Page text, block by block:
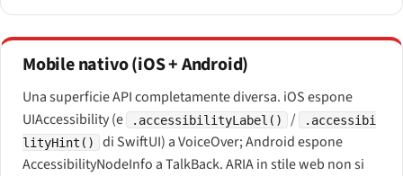
Mobile nativo (iOS + Android)
Una superficie API completamente diversa. iOS espone
UIAccessibility (e
.accessibilityLabel() /
.accessibi
lityHint()
di SwiftUI) a VoiceOver; Android espone
AccessibilityNodeInfo a TalkBack. ARIA in stile web non si